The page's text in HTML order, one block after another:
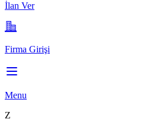
İlan Ver
Firma Girişi
Menu
Z